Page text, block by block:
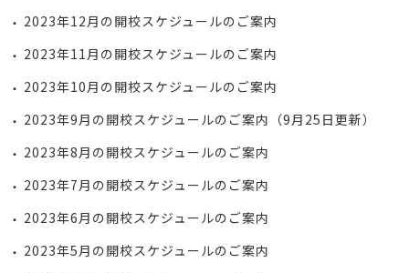
2023年12月の開校スケジュールのご案内
2023年11月の開校スケジュールのご案内
2023年10月の開校スケジュールのご案内
2023年9月の開校スケジュールのご案内（9月25日更新）
2023年8月の開校スケジュールのご案内
2023年7月の開校スケジュールのご案内
2023年6月の開校スケジュールのご案内
2023年5月の開校スケジュールのご案内